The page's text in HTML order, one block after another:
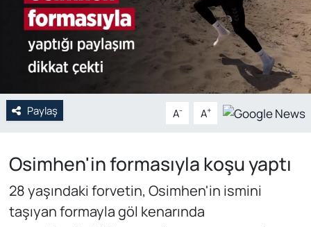
Paylaş A- A+
Osimhen'in formasıyla koşu yaptı
28 yaşındaki forvetin, Osimhen'in ismini
taşıyan formayla göl kenarında
Web Tv
Yerel